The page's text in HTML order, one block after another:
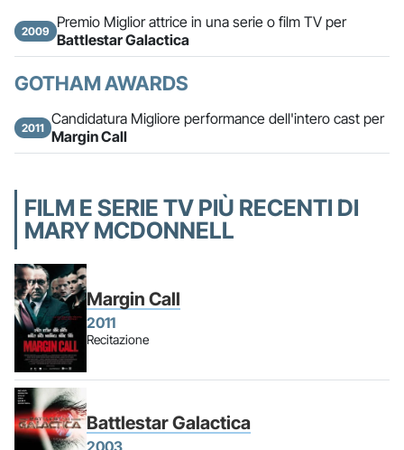
2009
Premio Miglior attrice in una serie o film TV per
Battlestar Galactica
GOTHAM AWARDS
2011 Candidatura Migliore performance dell'intero cast per
Margin Call
FILM E SERIE TV PIÙ RECENTI DI
MARY MCDONNELL
Margin Call
2011
Recitazione
Battlestar Galactica